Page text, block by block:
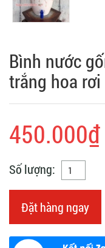
Bình nước
trắng hoa
450.000₫
Số lượng:
Đặt hàng ngay